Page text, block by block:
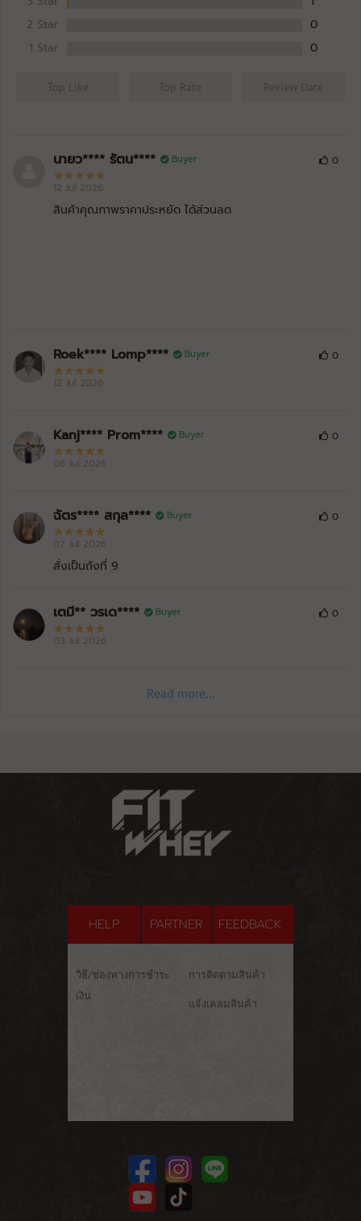
2 Star
0
1 Star
0
Top Like Top Rate Review Date
นายว**** รัตน**** Buyer
12 Jul 2026
0
สินค้าคุณภาพราคาประหยัด ได้ส่วนลด
Roek**** Lomp**** Buyer
12 Jul 2026
0
Kanj**** Prom**** Buyer
08 Jul 2026
0
ฉัตร**** สกุล**** Buyer
07 Jul 2026
0
สั่งเป็นถังที่ 9
เตมี** วรเด**** Buyer
03 Jul 2026
0
Read more...
HELP PARTNER FEEDBACK
วิธี/ช่องทางการชำระ
เงิน
การติดตามสินค้า
แจ้งเคลมสินค้า